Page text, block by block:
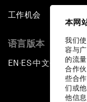
本网
我们
容与
的流
合作
些合
们或
他信息
工作机会
语言版本
EN ▪ES▪中文▪ 日本語